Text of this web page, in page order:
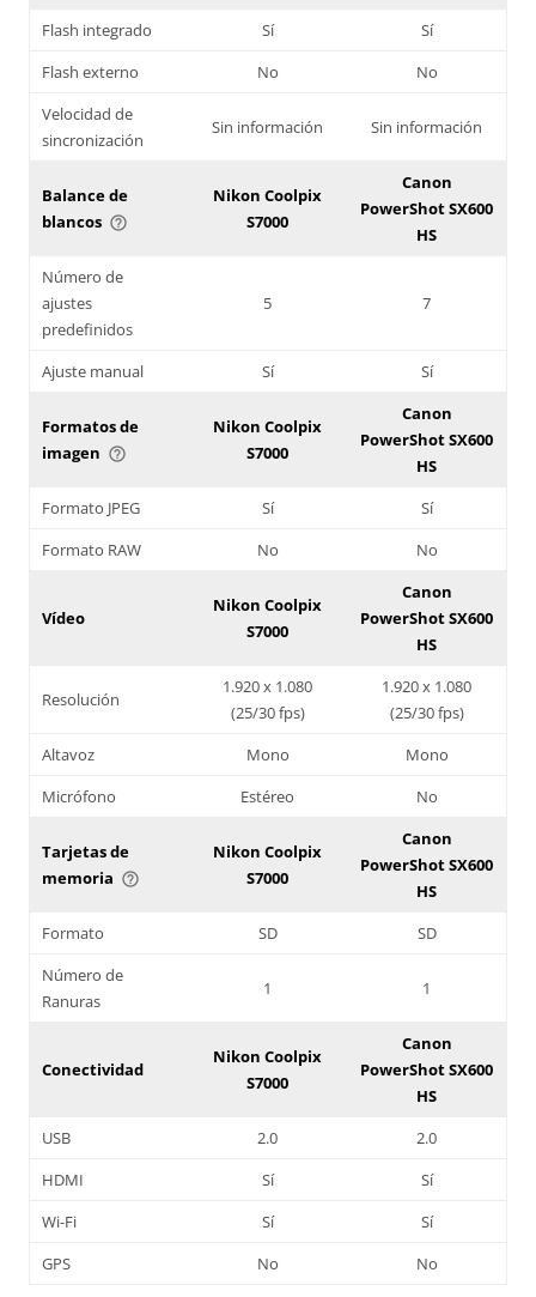
Flash integrado
Sí
Sí
Flash externo
No
No
Velocidad de
sincronización
Sin información Sin información
Balance de
blancos help_outline
Nikon Coolpix
S7000
Canon
PowerShot SX600
HS
Número de
ajustes
predefinidos
5 7
Ajuste manual Sí Sí
Formatos de
imagen help_outline
Nikon Coolpix
S7000
Canon
PowerShot SX600
HS
Formato JPEG
Sí
Sí
Formato RAW
No No
Vídeo
Nikon Coolpix
S7000
Canon
PowerShot SX600
HS
Resolución
1.920 x 1.080
(25/30 fps)
1.920 x 1.080
(25/30 fps)
Altavoz
Mono
Mono
Micrófono
Estéreo No
Tarjetas de
memoria help_outline
Nikon Coolpix
S7000
Canon
PowerShot SX600
HS
Formato
SD
SD
Número de
Ranuras
1 1
Conectividad
Nikon Coolpix
S7000
Canon
PowerShot SX600
HS
USB
2.0
2.0
HDMI
Sí
Sí
Wi-Fi
Sí
Sí
GPS
No No